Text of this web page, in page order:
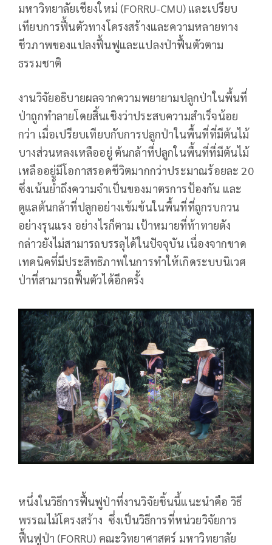
มหาวิทยาลัยเชียงใหม่ (FORRU-CMU) และเปรียบ
เทียบการฟื้นตัวทางโครงสร้างและความหลายทาง
ชีวภาพของแปลงฟื้นฟูและแปลงป่าฟื้นตัวตาม
ธรรมชาติ
งานวิจัยอธิบายผลจากความพยายามปลูกป่าในพื้นที่
ป่าถูกทำลายโดยสิ้นเชิงว่าประสบความสำเร็จน้อย
กว่า เมื่อเปรียบเทียบกับการปลูกป่าในพื้นที่ที่มีต้นไม้
บางส่วนหลงเหลืออยู่ ต้นกล้าที่ปลูกในพื้นที่ที่มีต้นไม้
เหลืออยู่มีโอกาสรอดชีวิตมากกว่าประมาณร้อยละ 20
ซึ่งเน้นย้ำถึงความจำเป็นของมาตรการป้องกัน และ
ดูแลต้นกล้าที่ปลูกอย่างเข้มข้นในพื้นที่ที่ถูกรบกวน
อย่างรุนแรง อย่างไรก็ตาม เป้าหมายที่ท้าทายดัง
กล่าวยังไม่สามารถบรรลุได้ในปัจจุบัน เนื่องจากขาด
เทคนิคที่มีประสิทธิภาพในการทำให้เกิดระบบนิเวศ
ป่าที่สามารถฟื้นตัวได้อีกครั้ง
หนึ่งในวิธีการฟื้นฟูป่าที่งานวิจัยชิ้นนี้แนะนำคือ วิธี
พรรณไม้โครงสร้าง ซึ่งเป็นวิธีการที่หน่วยวิจัยการ
ฟื้นฟูป่า (FORRU) คณะวิทยาศาสตร์ มหาวิทยาลัย